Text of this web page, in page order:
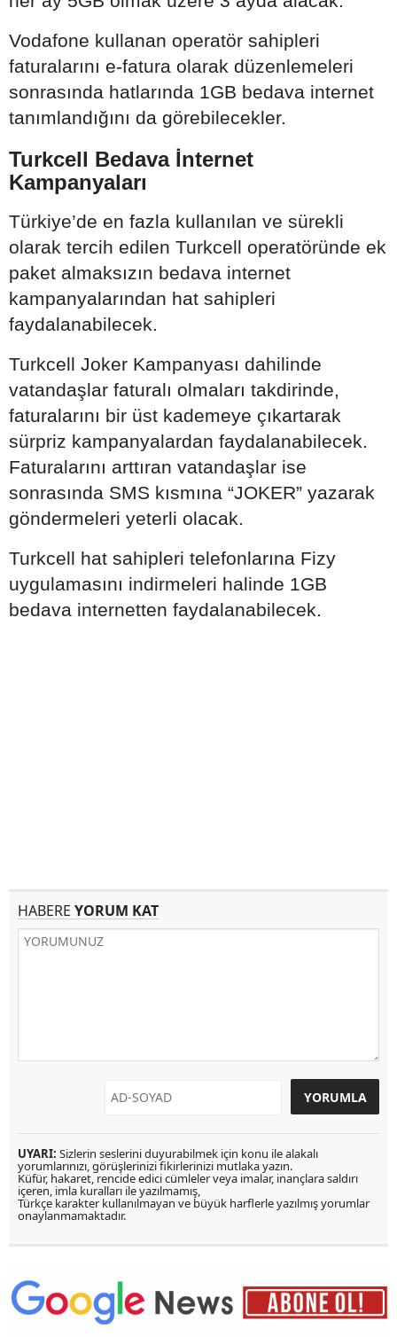
Vodafone kullanan operatör sahipleri
faturalarını e-fatura olarak düzenlemeleri
sonrasında hatlarında 1GB bedava internet
tanımlandığını da görebilecekler.
Turkcell Bedava İnternet
Kampanyaları
Türkiye’de en fazla kullanılan ve sürekli
olarak tercih edilen Turkcell operatöründe ek
paket almaksızın bedava internet
kampanyalarından hat sahipleri
faydalanabilecek.
Turkcell Joker Kampanyası dahilinde
vatandaşlar faturalı olmaları takdirinde,
faturalarını bir üst kademeye çıkartarak
sürpriz kampanyalardan faydalanabilecek.
Faturalarını arttıran vatandaşlar ise
sonrasında SMS kısmına “JOKER” yazarak
göndermeleri yeterli olacak.
Turkcell hat sahipleri telefonlarına Fizy
uygulamasını indirmeleri halinde 1GB
bedava internetten faydalanabilecek.
HABERE YORUM KAT
UYARI: Sizlerin seslerini duyurabilmek için konu ile alakalı
yorumlarınızı, görüşlerinizi fikirlerinizi mutlaka yazın.
Küfür, hakaret, rencide edici cümleler veya imalar, inançlara saldırı
içeren, imla kuralları ile yazılmamış,
Türkçe karakter kullanılmayan ve büyük harflerle yazılmış yorumlar
onaylanmamaktadır.